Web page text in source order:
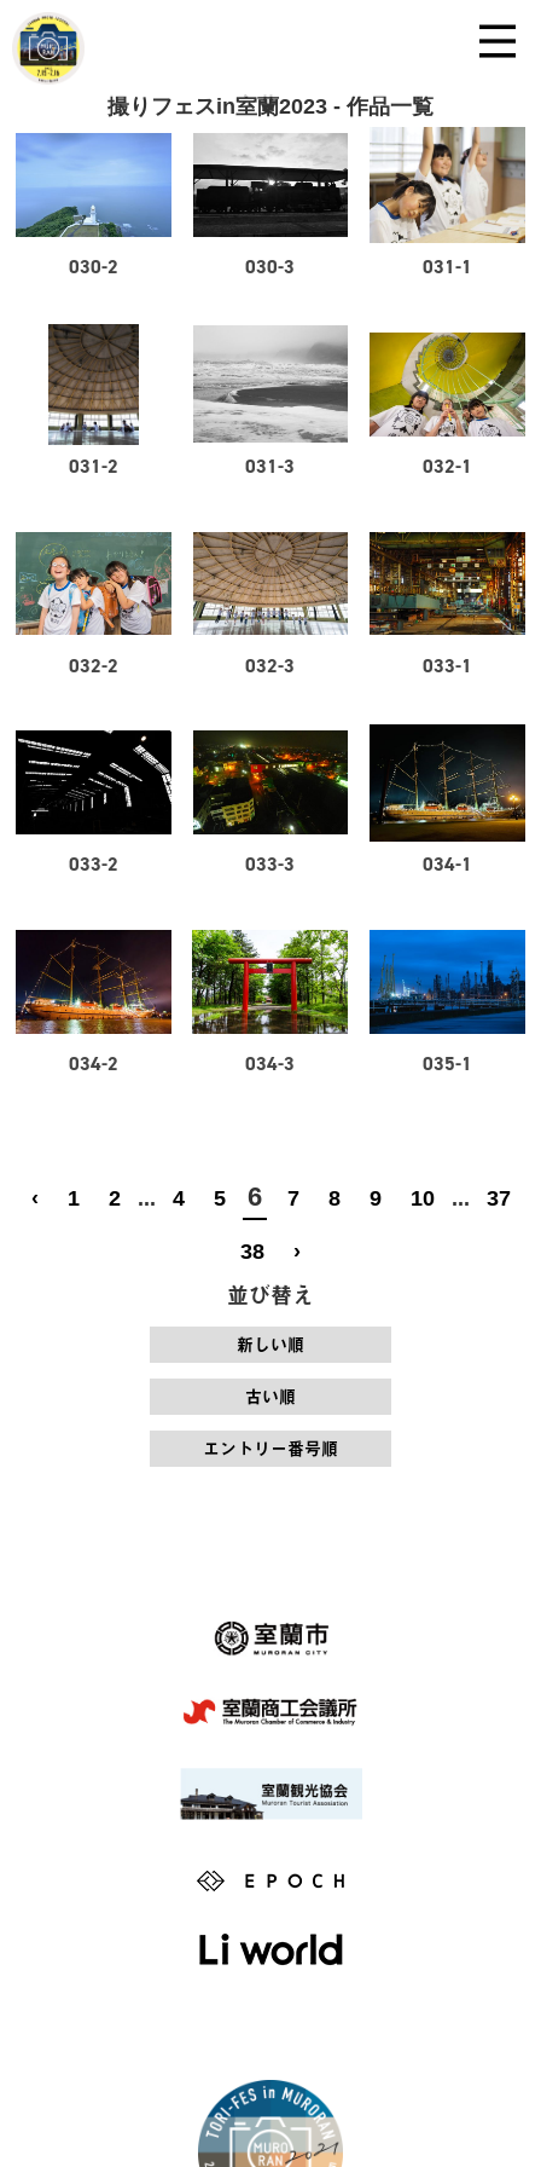
撮りフェスin室蘭2023 - 作品一覧
030-2 030-3 031-1
031-2 031-3 032-1
032-2 032-3 033-1
033-2 033-3 034-1
034-2 034-3 035-1
‹ 1 2 ... 4 5 6 7 8 9 10 ... 37
38 ›
並び替え
新しい順
古い順
エントリー番号順